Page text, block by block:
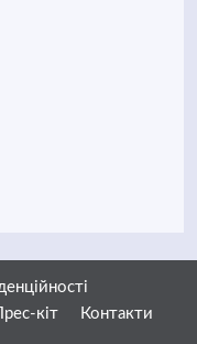
кіт
Контакти